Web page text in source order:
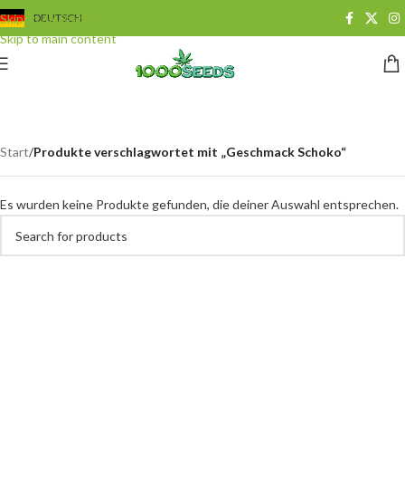
Skip to navigation
Skip to main content
DEUTSCH
Start/Produkte verschlagwortet mit „Geschmack Schoko“
Es wurden keine Produkte gefunden, die deiner Auswahl entsprechen.